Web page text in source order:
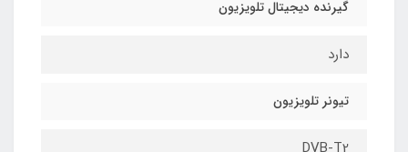
گیرنده دیجیتال تلویزیون
دارد
تیونر تلویزیون